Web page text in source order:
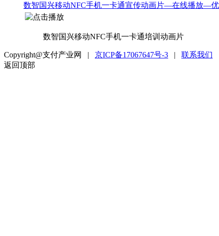
数智国兴移动NFC手机一卡通宣传动画片—在线播放—
数智国兴移动NFC手机一卡通培训动画片
Copyright@支付产业网 | 京ICP备17067647号-3 | 联系我们
返回顶部